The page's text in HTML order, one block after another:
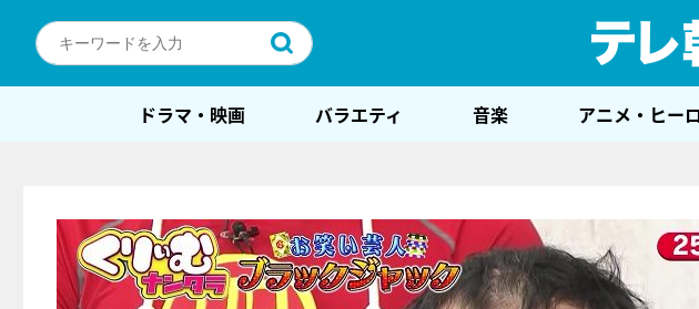
ドラマ・映画 バラエティ 音楽 アニメ・ヒー